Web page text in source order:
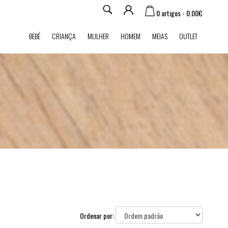
0 artigos - 0.00€
BEBÉ CRIANÇA MULHER HOMEM MEIAS OUTLET
Ordenar por: